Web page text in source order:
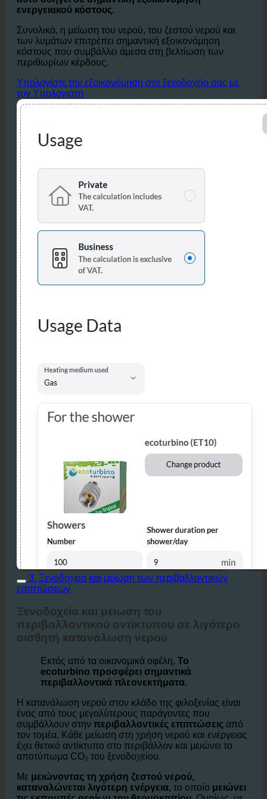
Ειδικά στον κλάδο της φιλοξενίας, όπου μια συνεπής
καιη άνετη παροχή ζεστού νερού είναι απαραίτητη,
αυτό οδηγεί σε σημαντική εξοικονόμηση
ενεργειακού κόστους.
Συνολικά, η μείωση του νερού, του ζεστού νερού και
των λυμάτων επιτρέπει σημαντική εξοικονόμηση
κόστους που συμβάλλει άμεσα στη βελτίωση των
περιθωρίων κέρδους.
Υπολογίστε την εξοικονόμηση στο ξενοδοχείο σας με
τον Υπολογιστή
3. Ξενοδοχεία και μείωση των περιβαλλοντικών
επιπτώσεων
Ξενοδοχεία και μείωση του
αισθητή κατανάλωση νερού
Εκτός από τα οικονομικά οφέλη,Το
ecoturbino προσφέρει σημαντικά
περιβαλλοντικά πλεονεκτήματα.
Η κατανάλωση νερού στον κλάδο της φιλοξενίας είναι
ένας από τους μεγαλύτερους παράγοντες που
συμβάλλουν στηνπεριβαλλοντικές επιπτώσεις από
τον τομέα. Κάθε μείωση στη χρήση νερού και ενέργειας
έχει θετικό αντίκτυπο στο περιβάλλον και μειώνει το
αποτύπωμα CO₂ του ξενοδοχείου.